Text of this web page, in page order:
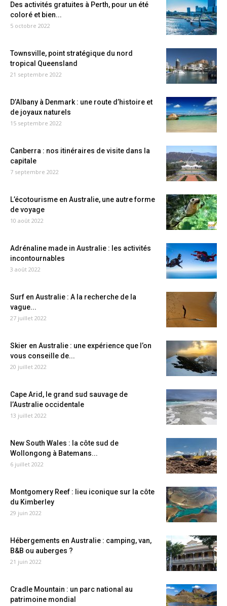
Des activités gratuites à Perth, pour un été
coloré et bien...
5 octobre 2022
Townsville, point stratégique du nord
tropical Queensland
21 septembre 2022
D’Albany à Denmark : une route d’histoire et
de joyaux naturels
15 septembre 2022
Canberra : nos itinéraires de visite dans la
capitale
7 septembre 2022
L’écotourisme en Australie, une autre forme
de voyage
10 août 2022
Adrénaline made in Australie : les activités
incontournables
3 août 2022
Surf en Australie : A la recherche de la
vague...
27 juillet 2022
Skier en Australie : une expérience que l’on
vous conseille de...
20 juillet 2022
Cape Arid, le grand sud sauvage de
l’Australie occidentale
13 juillet 2022
New South Wales : la côte sud de
Wollongong à Batemans...
6 juillet 2022
Montgomery Reef : lieu iconique sur la côte
du Kimberley
29 juin 2022
Hébergements en Australie : camping, van,
B&B ou auberges ?
21 juin 2022
Cradle Mountain : un parc national au
patrimoine mondial